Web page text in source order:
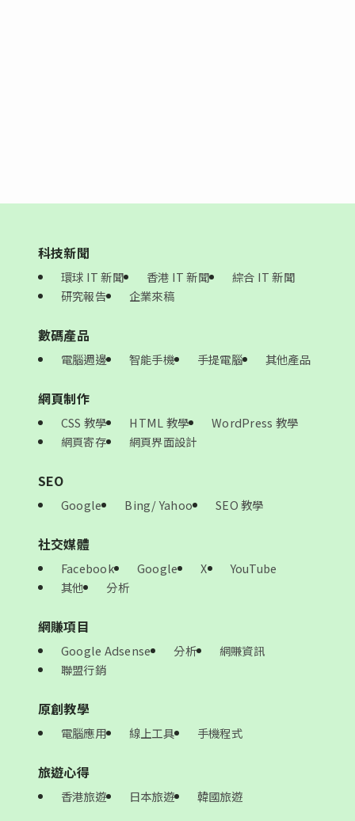
科技新聞
環球 IT 新聞 香港 IT 新聞
綜合 IT 新聞
研究報告
企業來稿
數碼產品
電腦週邊 智能手機 手提電腦 其他產品
網頁制作
CSS 教學 HTML 教學
WordPress 教學
網頁寄存
網頁界面設計
SEO
Google Bing/ Yahoo SEO 教學
社交媒體
Facebook Google X
YouTube
其他
分析
網賺項目
Google Adsense 分析
網賺資訊
聯盟行銷
原創教學
電腦應用 線上工具 手機程式
旅遊心得
香港旅遊 日本旅遊 韓國旅遊